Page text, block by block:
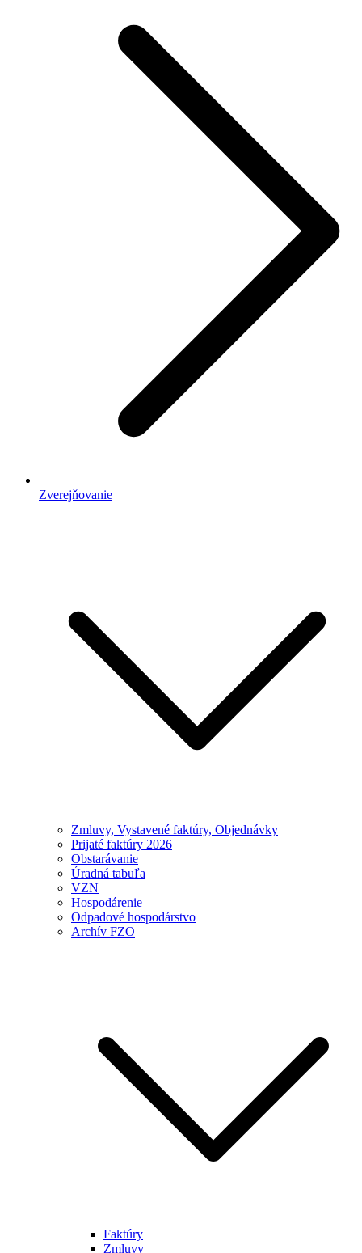
Zverejňovanie
Zmluvy, Vystavené faktúry, Objednávky
Prijaté faktúry 2026
Obstarávanie
Úradná tabuľa
VZN
Hospodárenie
Odpadové hospodárstvo
Archív FZO
Faktúry
Zmluvy